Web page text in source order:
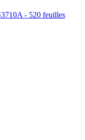
- 520 feuilles